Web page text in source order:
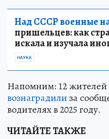
Над СССР военные
пришельцев: как
искала и изучала
НАУКА
Напомним: 12
вознаградили за
водителях в 2025 году.
ЧИТАЙТЕ ТАКЖЕ